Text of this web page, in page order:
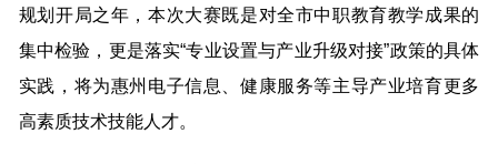
规划开局之年，本次大赛既是对全市中职教育教学成果的
集中检验，更是落实“专业设置与产业升级对接”政策的具体
实践，将为惠州电子信息、健康服务等主导产业培育更多
高素质技术技能人才。